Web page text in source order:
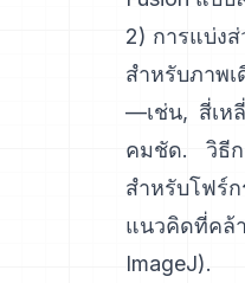
2) การแบ่ง
สำหรับภาพ
—เช่น, สี่เห
คมชัด. วิธีก
สำหรับโฟร์
แนวคิดที่ค
ImageJ).